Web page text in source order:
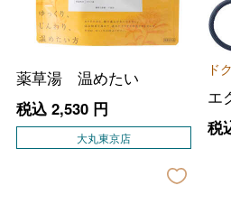
薬草湯 温めたい
税込 2,530円
大丸東京店
ド
エ
税